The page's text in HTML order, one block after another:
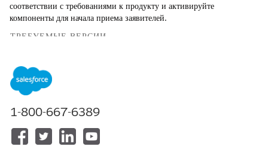
соответствии с требованиями к продукту и активируйте
компоненты для начала приема заявителей.
ТРЕБУЕМЫЕ ВЕРСИИ
Доступно в версиях: Lightning Experience
Доступно в версиях:
иUnlimited Edition
НЕОБХОДИМЫЕ ПОЛНОМОЧИЯ ПОЛЬЗОВАТЕЛЯ
Для развертывания образцов
1-800-667-6389